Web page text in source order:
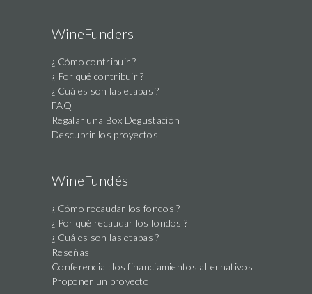
WineFunders
¿ Cómo contribuir ?
¿ Por qué contribuir ?
¿ Cuáles son las etapas ?
FAQ
Regalar una Box Degustación
Descubrir los proyectos
WineFundés
¿ Cómo recaudar los fondos ?
¿ Por qué recaudar los fondos ?
¿ Cuáles son las etapas ?
Reseñas
Conferencia : los financiamientos alternativos
Proponer un proyecto